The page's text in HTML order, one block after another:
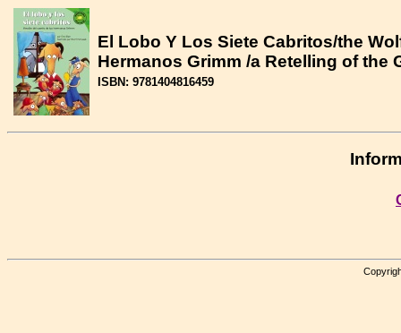
El Lobo Y Los Siete Cabritos/the
Hermanos Grimm /a Retelling of the
ISBN: 9781404816459